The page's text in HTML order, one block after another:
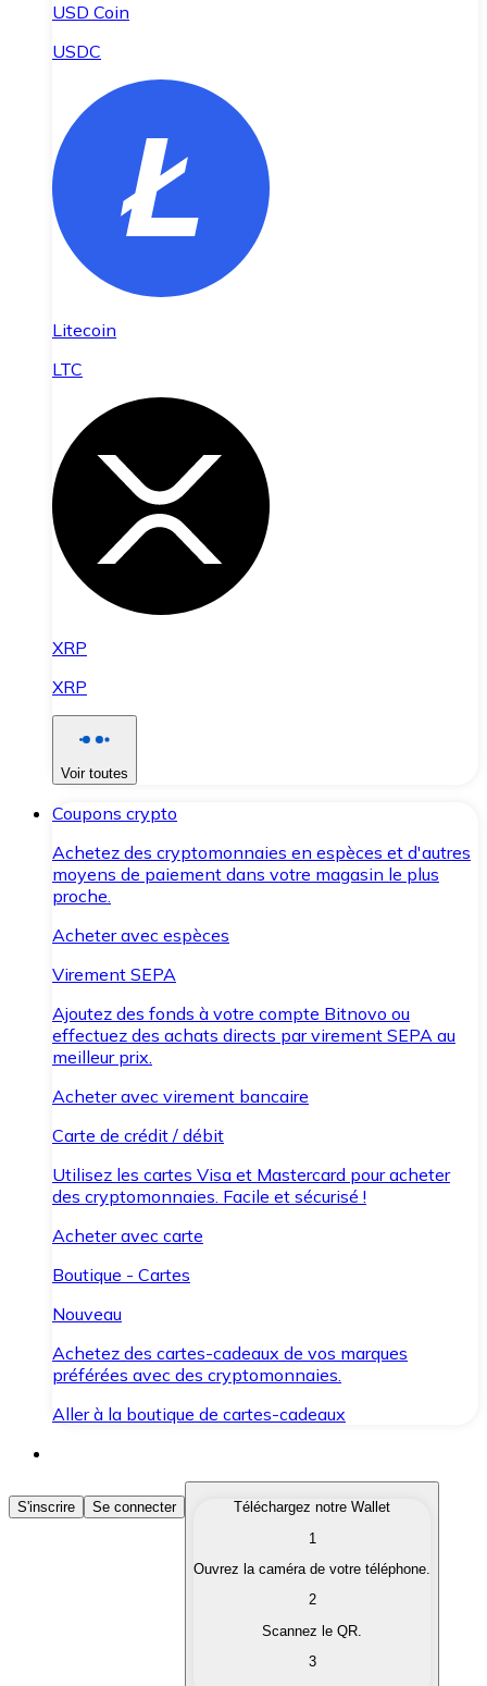
USD Coin
USDC
Litecoin
LTC
XRP
XRP
Voir toutes
Coupons crypto
Achetez des cryptomonnaies en espèces et d'autres
moyens de paiement dans votre magasin le plus
proche.
Acheter avec espèces
Virement SEPA
Ajoutez des fonds à votre compte Bitnovo ou
effectuez des achats directs par virement SEPA au
meilleur prix.
Acheter avec virement bancaire
Carte de crédit / débit
Utilisez les cartes Visa et Mastercard pour acheter
des cryptomonnaies. Facile et sécurisé !
Acheter avec carte
Boutique - Cartes
Nouveau
Achetez des cartes-cadeaux de vos marques
préférées avec des cryptomonnaies.
Aller à la boutique de cartes-cadeaux
Acheter des Cryptomonnaies
Achetez les cryptomonnaies qui vous intéressent
Convertissez vos cryptomonnaies en monnaie
S'inscrire Se connecter
Téléchargez notre Wallet
1
Ouvrez la caméra de votre téléphone.
2
Scannez le QR.
3